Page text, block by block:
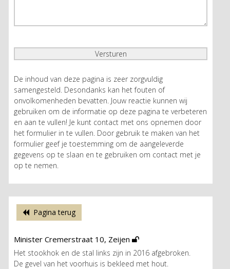
De inhoud van deze pagina is zeer zorgvuldig
samengesteld. Desondanks kan het fouten of
onvolkomenheden bevatten. Jouw reactie kunnen wij
gebruiken om de informatie op deze pagina te verbeteren
en aan te vullen! Je kunt contact met ons opnemen door
het formulier in te vullen. Door gebruik te maken van het
formulier geef je toestemming om de aangeleverde
gegevens op te slaan en te gebruiken om contact met je
op te nemen.
Pagina terug
Minister Cremerstraat 10, Zeijen
Het stookhok en de stal links zijn in 2016 afgebroken.
De gevel van het voorhuis is bekleed met hout.